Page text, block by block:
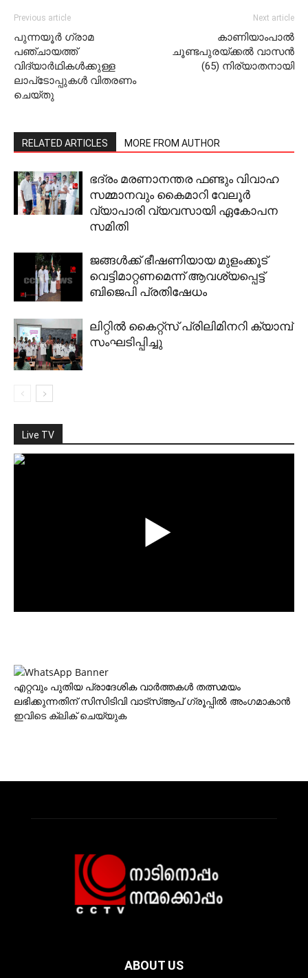
Previous article
പുന്നയൂര്‍ ഗ്രാമ
പഞ്ചായത്ത്
വിദ്യാര്‍ഥികള്‍ക്കുള്ള
ലാപ്‌ടോപ്പുകള്‍ വിതരണം
ചെയ്തു
Next article
കാണിയാംപാല്‍
ചൂണ്ടപുരയ്ക്കല്‍ വാസന്‍
(65) നിര്യാതനായി
RELATED ARTICLES MORE FROM AUTHOR
ഭദ്രം മരണാനന്തര ഫണ്ടും വിവാഹ
സമ്മാനവും കൈമാറി വേലൂര്‍
വ്യാപാരി വ്യവസായി ഏകോപന
സമിതി
ജങ്ങള്‍ക്ക് ഭീഷണിയായ മുളംക്കൂട്
വെട്ടിമാറ്റണമെന്ന് ആവശ്യപ്പെട്ട്
ബിജെപി പ്രതിഷേധം
ലിറ്റില്‍ കൈറ്റ്‌സ് പ്രിലിമിനറി ക്യാമ്പ്
സംഘടിപ്പിച്ചു
Live TV
എറ്റവും പുതിയ പ്രാദേശിക വാര്‍ത്തകള്‍ തത്സമയം
ലഭിക്കുന്നതിന് സിസിടിവി വാട്‌സ്ആപ് ഗ്രൂപ്പില്‍ അംഗമാകാന്‍
ഇവിടെ ക്ലിക് ചെയ്യുക
ABOUT US